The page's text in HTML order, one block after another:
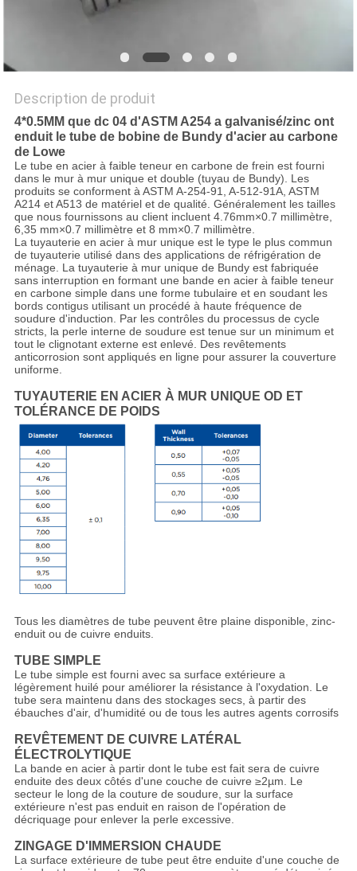
VIE
PRIVÉE
Description de produit
4*0.5MM que dc 04 d'ASTM A254 a galvanisé/zinc ont
enduit le tube de bobine de Bundy d'acier au carbone
de Lowe
Le tube en acier à faible teneur en carbone de frein est fourni
dans le mur à mur unique et double (tuyau de Bundy). Les
produits se conforment à ASTM A-254-91, A-512-91A, ASTM
A214 et A513 de matériel et de qualité. Généralement les tailles
que nous fournissons au client incluent 4.76mm×0.7 millimètre,
6,35 mm×0.7 millimètre et 8 mm×0.7 millimètre.
La tuyauterie en acier à mur unique est le type le plus commun
de tuyauterie utilisé dans des applications de réfrigération de
ménage. La tuyauterie à mur unique de Bundy est fabriquée
sans interruption en formant une bande en acier à faible teneur
en carbone simple dans une forme tubulaire et en soudant les
bords contigus utilisant un procédé à haute fréquence de
soudure d'induction. Par les contrôles du processus de cycle
stricts, la perle interne de soudure est tenue sur un minimum et
tout le clignotant externe est enlevé. Des revêtements
anticorrosion sont appliqués en ligne pour assurer la couverture
uniforme.
TUYAUTERIE EN ACIER À MUR UNIQUE OD ET
TOLÉRANCE DE POIDS
Tous les diamètres de tube peuvent être plaine disponible, zinc-
enduit ou de cuivre enduits.
TUBE SIMPLE
Le tube simple est fourni avec sa surface extérieure a
légèrement huilé pour améliorer la résistance à l'oxydation. Le
tube sera maintenu dans des stockages secs, à partir des
ébauches d'air, d'humidité ou de tous les autres agents corrosifs
REVÊTEMENT DE CUIVRE LATÉRAL
ÉLECTROLYTIQUE
La bande en acier à partir dont le tube est fait sera de cuivre
enduite des deux côtés d'une couche de cuivre ≥2µm. Le
secteur le long de la couture de soudure, sur la surface
extérieure n'est pas enduit en raison de l'opération de
décriquage pour enlever la perle excessive.
ZINGAGE D'IMMERSION CHAUDE
La surface extérieure de tube peut être enduite d'une couche de